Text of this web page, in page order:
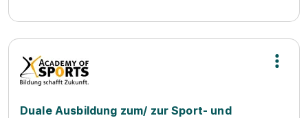
Duale Ausbildung zum/ zur Sport- und